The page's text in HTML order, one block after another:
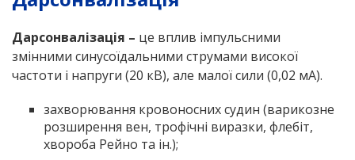
Дарсонвалізація – це вплив імпульсними
змінними синусоїдальними струмами високої
частоти і напруги (20 кВ), але малої сили (0,02 мА).
захворювання кровоносних судин (варикозне
розширення вен, трофічні виразки, флебіт,
хвороба Рейно та ін.);